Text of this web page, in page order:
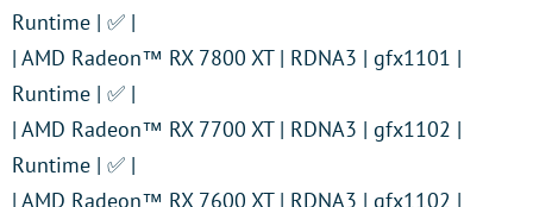
Runtime | ✅ |
| AMD Radeon™ RX 7800 XT | RDNA3 | gfx1101 |
Runtime | ✅ |
| AMD Radeon™ RX 7700 XT | RDNA3 | gfx1102 |
Runtime | ✅ |
| AMD Radeon™ RX 7600 XT | RDNA3 | gfx1102 |